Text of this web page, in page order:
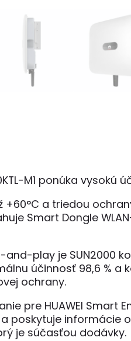
M1 ponúka
a triedou
Smart Dongle
play je SUN2000
účinnosť 98,6 %
ochrany.
pre HUAWEI Smart
poskytuje
je súčasťou dodávky.